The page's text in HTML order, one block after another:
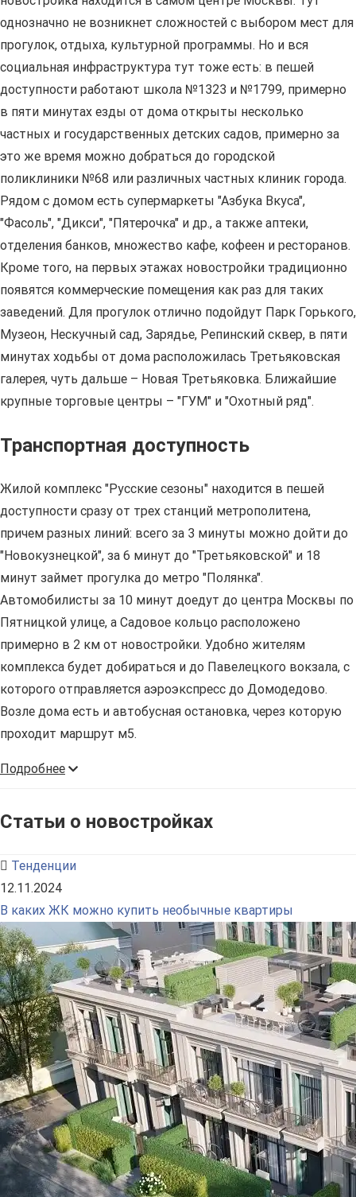
однозначно не возникнет сложностей с выбором мест для
прогулок, отдыха, культурной программы. Но и вся
социальная инфраструктура тут тоже есть: в пешей
доступности работают школа №1323 и №1799, примерно
в пяти минутах езды от дома открыты несколько
частных и государственных детских садов, примерно за
это же время можно добраться до городской
поликлиники №68 или различных частных клиник города.
Рядом с домом есть супермаркеты "Азбука Вкуса",
"Фасоль", "Дикси", "Пятерочка" и др., а также аптеки,
отделения банков, множество кафе, кофеен и ресторанов.
Кроме того, на первых этажах новостройки традиционно
появятся коммерческие помещения как раз для таких
заведений. Для прогулок отлично подойдут Парк Горького,
Музеон, Нескучный сад, Зарядье, Репинский сквер, в пяти
минутах ходьбы от дома расположилась Третьяковская
галерея, чуть дальше – Новая Третьяковка. Ближайшие
крупные торговые центры – "ГУМ" и "Охотный ряд".
Транспортная доступность
Жилой комплекс "Русские сезоны" находится в пешей
доступности сразу от трех станций метрополитена,
причем разных линий: всего за 3 минуты можно дойти до
"Новокузнецкой", за 6 минут до "Третьяковской" и 18
минут займет прогулка до метро "Полянка".
Автомобилисты за 10 минут доедут до центра Москвы по
Пятницкой улице, а Садовое кольцо расположено
примерно в 2 км от новостройки. Удобно жителям
комплекса будет добираться и до Павелецкого вокзала, с
которого отправляется аэроэкспресс до Домодедово.
Возле дома есть и автобусная остановка, через которую
проходит маршрут м5.
Подробнее
Статьи о новостройках
Тенденции
12.11.2024
В каких ЖК можно купить необычные квартиры